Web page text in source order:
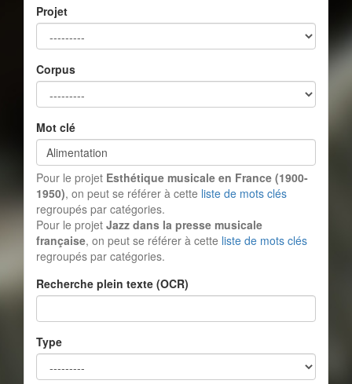
Projet
Corpus
Mot clé
Pour le projet Esthétique musicale en France (1900-
1950), on peut se référer à cette liste de mots clés
regroupés par catégories.
Pour le projet Jazz dans la presse musicale
française, on peut se référer à cette liste de mots clés
regroupés par catégories.
Recherche plein texte (OCR)
Type